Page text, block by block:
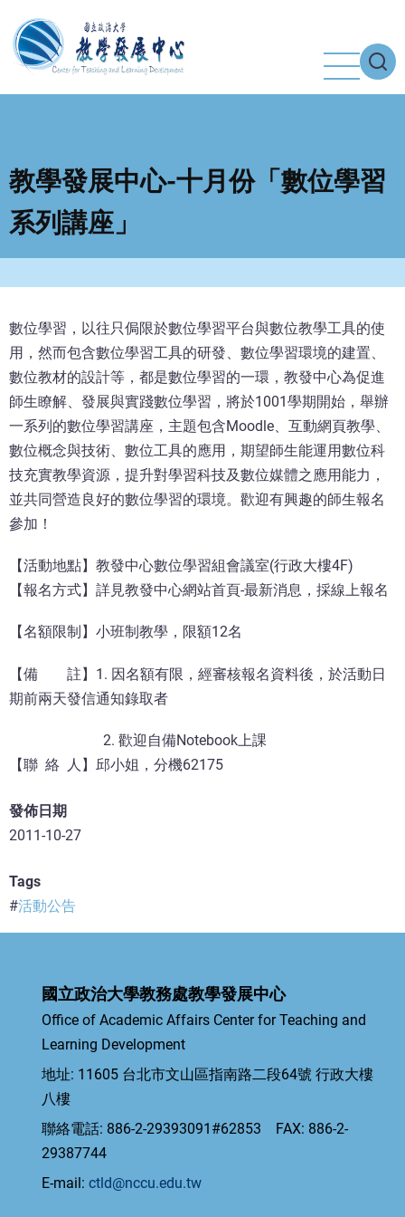
至
主
教學發展中心-十月份「數位學習
系列講座」
數位學習，以往只侷限於數位學習平台與數位教學工具的使
用，然而包含數位學習工具的研發、數位學習環境的建置、
數位教材的設計等，都是數位學習的一環，教發中心為促進
師生瞭解、發展與實踐數位學習，將於1001學期開始，舉辦
一系列的數位學習講座，主題包含Moodle、互動網頁教學、
數位概念與技術、數位工具的應用，期望師生能運用數位科
技充實教學資源，提升對學習科技及數位媒體之應用能力，
並共同營造良好的數位學習的環境。歡迎有興趣的師生報名
參加！
【活動地點】教發中心數位學習組會議室(行政大樓4F)
【報名方式】詳見教發中心網站首頁-最新消息，採線上報名
【名額限制】小班制教學，限額12名
【備 註】1. 因名額有限，經審核報名資料後，於活動日
期前兩天發信通知錄取者
2. 歡迎自備Notebook上課
【聯 絡 人】邱小姐，分機62175
發佈日期
2011-10-27
Tags
活動公告
國立政治大學教務處教學發展中心
Office of Academic Affairs Center for Teaching and
Learning Development
地址: 11605 台北市文山區指南路二段64號 行政大樓
八樓
聯絡電話: 886-2-29393091#62853 FAX: 886-2-
29387744
E-mail: ctld@nccu.edu.tw